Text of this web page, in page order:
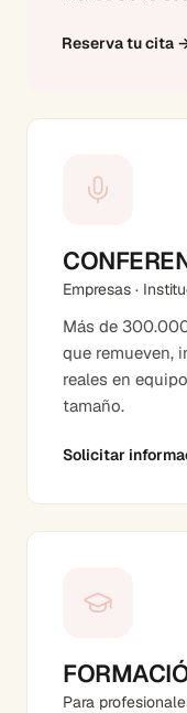
Reserva tu cita
Empresas ·
Más de
que remueven,
reales en
tamaño.
Solicitar
Para